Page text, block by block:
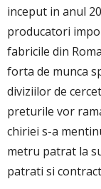
inceput in anul
producatori
fabricile din
forta de munca
diviziilor de
preturile vor
chiriei s-a
metru patrat la
patrati si